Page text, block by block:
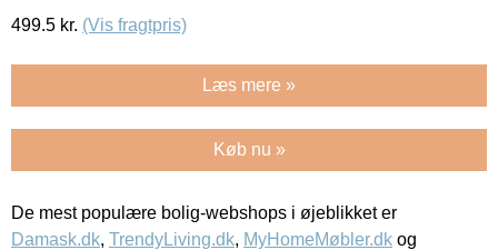
499.5 kr. (Vis fragtpris)
Læs mere »
Køb nu »
De mest populære bolig-webshops i øjeblikket er
Damask.dk, TrendyLiving.dk, MyHomeMøbler.dk og